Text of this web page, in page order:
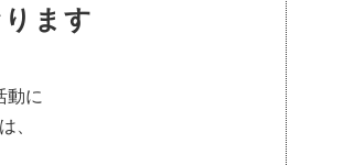
ます
動に
、